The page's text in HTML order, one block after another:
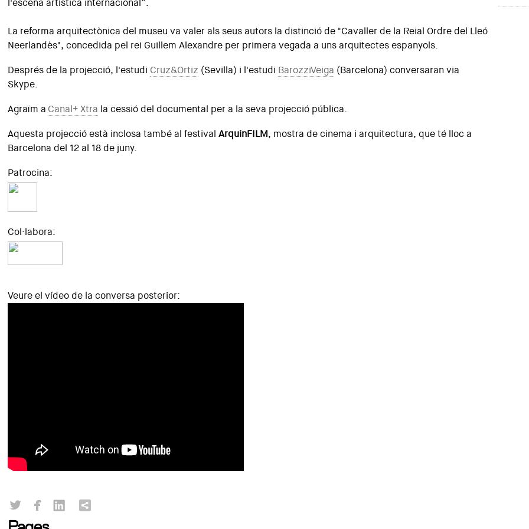
l'escena artística internacional”.
La reforma arquitectònica del museu va valer als seus autors la distinció de "Cavaller de la Reial Ordre del Lleó
Neerlandès", concedida pel rei Guillem Alexandre per primera vegada a uns arquitectes espanyols.
Després de la projecció, l'estudi Cruz&Ortiz (Sevilla) i l'estudi BarozziVeiga (Barcelona) conversaran via
Skype.
Agraïm a Canal+ Xtra la cessió del documental per a la seva projecció pública.
Aquesta projecció està inclosa també al festivalArquinFILM, mostra de cinema i arquitectura, que té lloc a
Barcelona del 12 al 18 de juny.
Patrocina:
Col·labora:
Veure el vídeo de la conversa posterior: